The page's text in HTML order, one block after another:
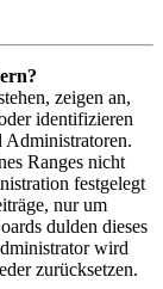
zeigen an,
identifizieren
Administratoren.
Ranges nicht
festgelegt
nur um
dulden dieses
wird
zurücksetzen.